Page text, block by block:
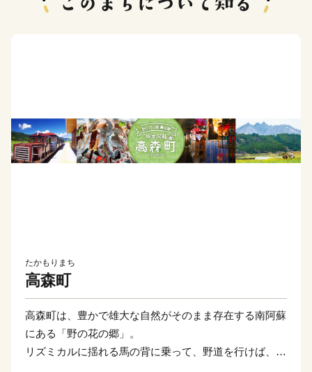
たかもりまち
高森町
高森町は、豊かで雄大な自然がそのまま存在する南阿蘇
にある「野の花の郷」。
リズミカルに揺れる馬の背に乗って、野道を行けば、頬